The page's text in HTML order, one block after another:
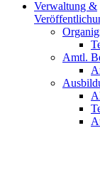
Verwaltung &
Amtl.